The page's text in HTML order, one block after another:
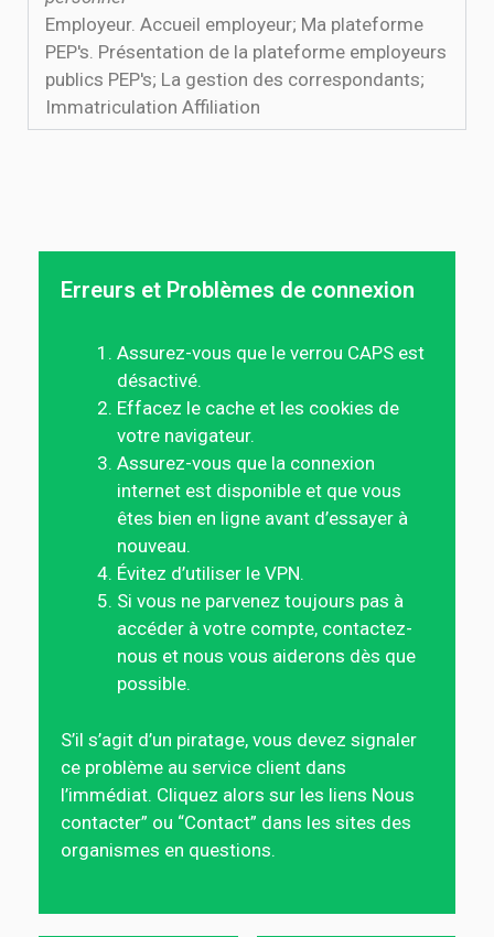
Employeur. Accueil employeur; Ma plateforme
PEP's. Présentation de la plateforme employeurs
publics PEP's; La gestion des correspondants;
Immatriculation Affiliation
Erreurs et Problèmes de connexion
Assurez-vous que le verrou CAPS est
désactivé.
Effacez le cache et les cookies de
votre navigateur.
Assurez-vous que la connexion
internet est disponible et que vous
êtes bien en ligne avant d’essayer à
nouveau.
Évitez d’utiliser le VPN.
Si vous ne parvenez toujours pas à
accéder à votre compte, contactez-
nous et nous vous aiderons dès que
possible.
S’il s’agit d’un piratage, vous devez signaler
ce problème au service client dans
l’immédiat. Cliquez alors sur les liens Nous
contacter” ou “Contact” dans les sites des
organismes en questions.